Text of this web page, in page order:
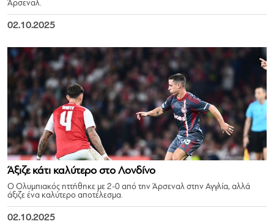
Άρσεναλ.
02.10.2025
Άξιζε κάτι καλύτερο στο Λονδίνο
Ο Ολυμπιακός ηττήθηκε με 2-0 από την Άρσεναλ στην Αγγλία, αλλά
άξιζε ένα καλύτερο αποτέλεσμα.
02.10.2025